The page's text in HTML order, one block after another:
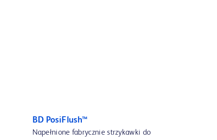
BD PosiFlush™
Napełnione fabrycznie strzykawki do